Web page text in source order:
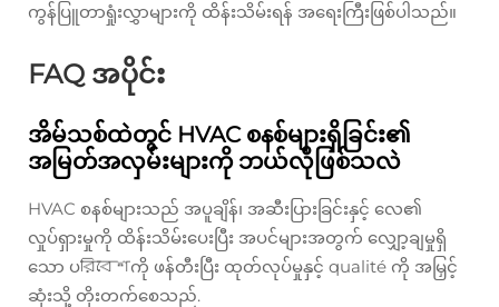
ကွန်ပြူတာရှုံးလွှာများကို ထိန်းသိမ်းရန် အရေးကြီးဖြစ်ပါသည်။
FAQ အပိုင်း
အိမ်သစ်ထဲတွင် HVAC စနစ်များရှိခြင်း၏
အမြတ်အလှမ်းများကို ဘယ်လိုဖြစ်သလဲ
HVAC စနစ်များသည် အပူချိန်၊ အဆီးပြားခြင်းနှင့် လေ၏
လှုပ်ရှားမှုကို ထိန်းသိမ်းပေးပြီး အပင်များအတွက် လျှော့ချမှုရှိ
သော ပরিবেশကို ဖန်တီးပြီး ထုတ်လုပ်မှုနှင့် qualité ကို အမြှင့်
ဆုံးသို့ တိုးတက်စေသည်.